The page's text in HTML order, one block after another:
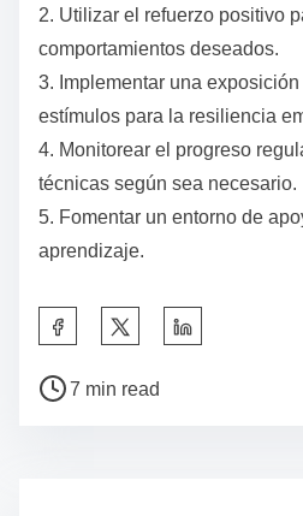
2. Utilizar el refuerzo positivo
comportamientos deseados.
3. Implementar una
estímulos para la resiliencia
4. Monitorear el progreso
técnicas según sea necesario.
5. Fomentar un entorno de
aprendizaje.
a
P
7 min read